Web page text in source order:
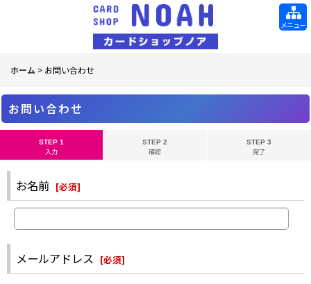
メニュー
ホーム > お問い合わせ
お問い合わせ
STEP 1
入力
STEP 2
確認
STEP 3
完了
お名前 [必須]
メールアドレス [必須]